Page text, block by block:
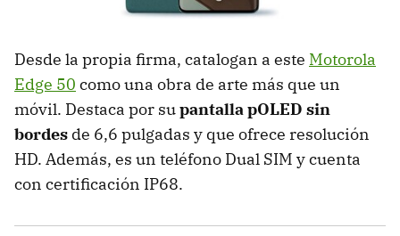
Desde la propia firma, catalogan a este Motorola
Edge 50 como una obra de arte más que un
móvil. Destaca por supantalla pOLED sin
bordes de 6,6 pulgadas y que ofrece resolución
HD. Además, es un teléfono Dual SIM y cuenta
con certificación IP68.